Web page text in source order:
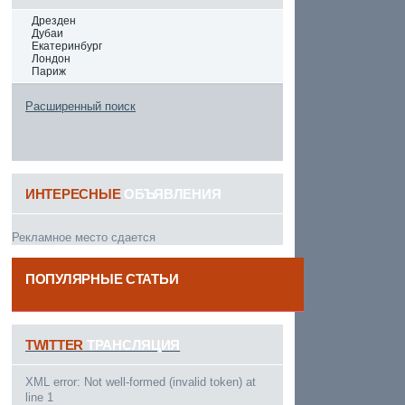
Дрезден
Дубаи
Екатеринбург
Лондон
Париж
Расширенный поиск
ИНТЕРЕСНЫЕОБЪЯВЛЕНИЯ
Рекламное место сдается
ПОПУЛЯРНЫЕ СТАТЬИ
------
TWITTER ТРАНСЛЯЦИЯ
XML error: Not well-formed (invalid token) at
line 1